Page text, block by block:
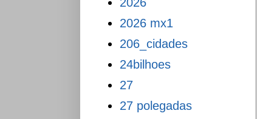
2026 mx1
206_cidades
24bilhoes
27
27 polegadas